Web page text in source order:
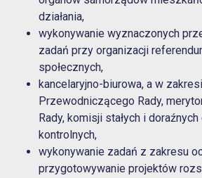
działania,
wykonywanie wyznaczonych
zadań przy organizacji
społecznych,
kancelaryjno-biurowa, a w
Przewodniczącego Rady,
Rady, komisji stałych i
kontrolnych,
wykonywanie zadań z zakresu
przygotowywanie projektów